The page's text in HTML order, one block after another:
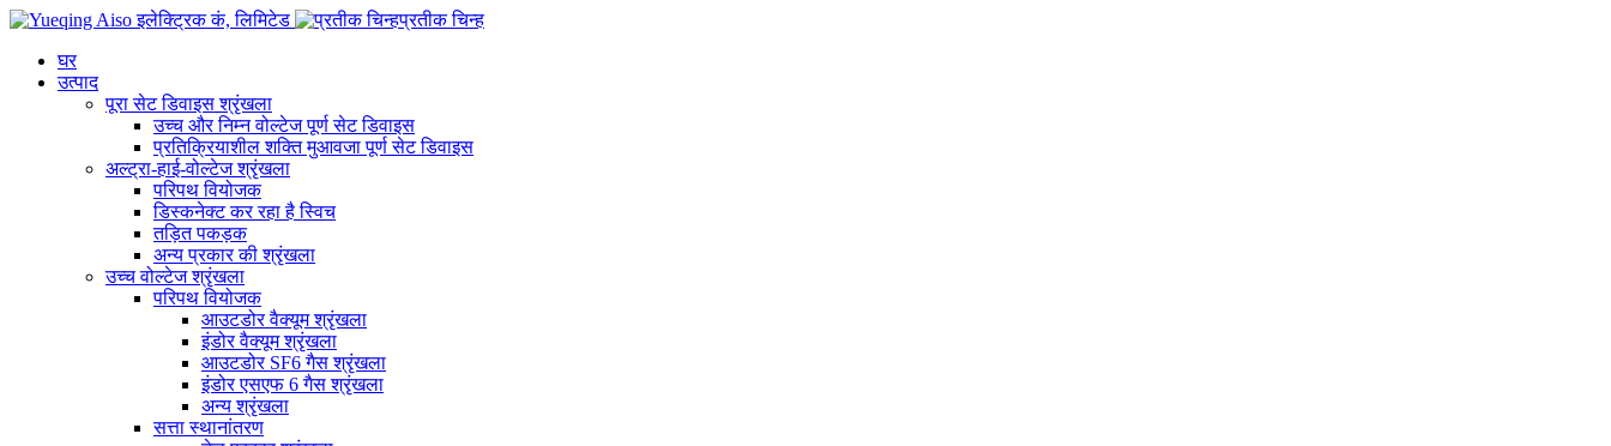
प्रतीक चिन्ह
घर
उत्पाद
पूरा सेट डिवाइस श्रृंखला
उच्च और निम्न वोल्टेज पूर्ण सेट डिवाइस
प्रतिक्रियाशील शक्ति मुआवजा पूर्ण सेट डिवाइस
अल्ट्रा-हाई-वोल्टेज श्रृंखला
परिपथ वियोजक
डिस्कनेक्ट कर रहा है स्विच
तड़ित पकड़क
अन्य प्रकार की श्रृंखला
उच्च वोल्टेज श्रृंखला
परिपथ वियोजक
आउटडोर वैक्यूम श्रृंखला
इंडोर वैक्यूम श्रृंखला
आउटडोर SF6 गैस श्रृंखला
इंडोर एसएफ 6 गैस श्रृंखला
अन्य श्रृंखला
सत्ता स्थानांतरण